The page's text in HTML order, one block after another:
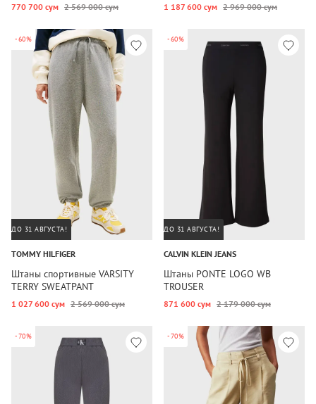
770 700 сум 2 569 000 сум 1 187 600 сум 2 969 000 сум
-60%
ДО 31 АВГУСТА!
TOMMY HILFIGER
Штаны спортивные VARSITY
TERRY SWEATPANT
1 027 600 сум 2 569 000 сум
-60%
ДО 31 АВГУСТА!
CALVIN KLEIN JEANS
Штаны PONTE LOGO WB
TROUSER
871 600 сум 2 179 000 сум
-70% -70%